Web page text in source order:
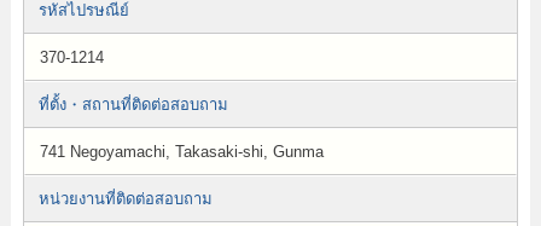
รหัสไปรษณีย์
370-1214
ที่ตั้ง・สถานที่ติดต่อสอบถาม
741 Negoyamachi, Takasaki-shi, Gunma
หน่วยงานที่ติดต่อสอบถาม